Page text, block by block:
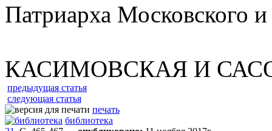
Патриарха Московского
КАСИМОВСКАЯ И
предыдущая статья
следующая статья
печать
библиотека